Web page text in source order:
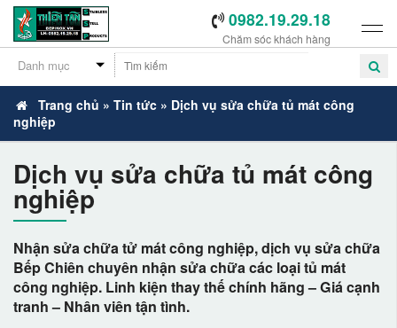
0982.19.29.18
Chăm sóc khách hàng
Trang chủ » Tin tức» Dịch vụ sửa chữa tủ mát công
nghiệp
Dịch vụ sửa chữa tủ mát công
nghiệp
Nhận sửa chữa tử mát công nghiệp, dịch vụ sửa chữa
Bếp Chiên chuyên nhận sửa chữa các loại tủ mát
công nghiệp. Linh kiện thay thế chính hãng – Giá cạnh
tranh – Nhân viên tận tình.